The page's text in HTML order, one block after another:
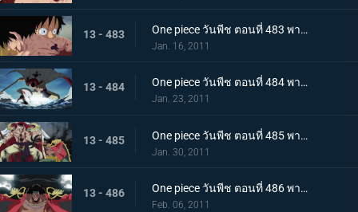
13 - 483 One piece วันพีช ตอนที่ 483 พากย์ไทย ตามหาคำตอบ เอสหมัดอัคคีตายในสนามรบ
Jan. 16, 2011
13 - 484 One piece วันพีช ตอนที่ 484 พากย์ไทย ศูนย์ใหญ่พินาศ! ความโกรธของหนวดขาวที่ไร้ซึ่งคำพูดใดๆ!
Jan. 23, 2011
13 - 485 One piece วันพีช ตอนที่ 485 พากย์ไทย สะสางความแค้น หนวดขาว ปะทะ กลุ่มโจรสลัดหนวดดำ
Jan. 30, 2011
13 - 486 One piece วันพีช ตอนที่ 486 พากย์ไทย โชว์เริ่มเปิดม่าน! แผนร้ายของหนวดดำที่ถูกเปิดเผย!
Feb. 06, 2011